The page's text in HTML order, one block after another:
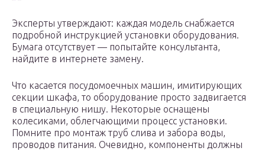
Эксперты утверждают: каждая модель снабжается
подробной инструкцией установки оборудования.
Бумага отсутствует — попытайте консультанта,
найдите в интернете замену.
Что касается посудомоечных машин, имитирующих
секции шкафа, то оборудование просто задвигается
в специальную нишу. Некоторые оснащены
колесиками, облегчающими процесс установки.
Помните про монтаж труб слива и забора воды,
проводов питания. Очевидно, компоненты должны